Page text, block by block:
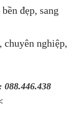
đẹp, sang
chuyên nghiệp,